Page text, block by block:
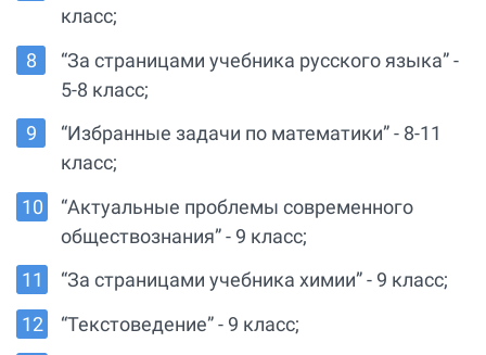
класс;
“За страницами учебника русского языка” -
5-8 класс;
“Избранные задачи по математики” - 8-11
класс;
“Актуальные проблемы современного
обществознания” - 9 класс;
“За страницами учебника химии” - 9 класс;
“Текстоведение” - 9 класс;